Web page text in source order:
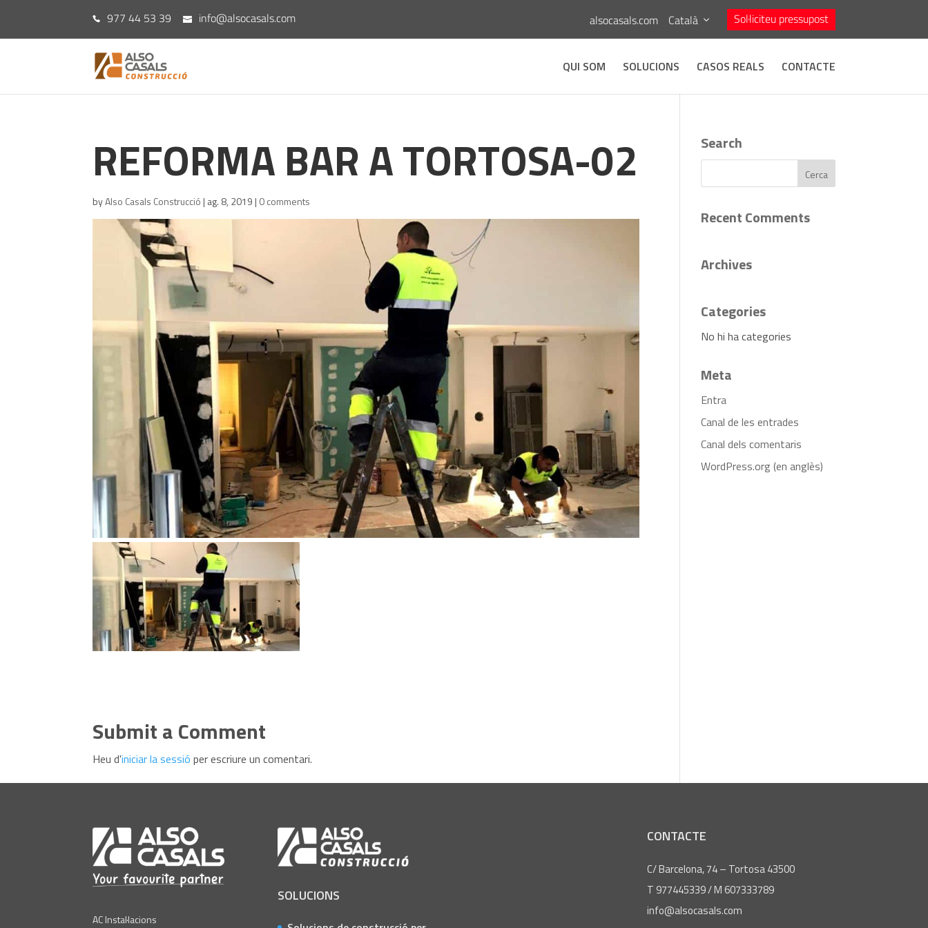
977 44 53 39 info@alsocasals.com alsocasals.com Sol·liciteu pressupost
Català
QUI SOM SOLUCIONS CASOS REALS CONTACTE
REFORMA BAR A TORTOSA-02
byAlso Casals Construcció | ag. 8, 2019 | 0 comments
Submit a Comment
Heu d'iniciar la sessió per escriure un comentari.
Search
Recent Comments
Archives
Categories
No hi ha categories
Meta
Entra
Canal de les entrades
Canal dels comentaris
WordPress.org (en anglès)
AC Instal·lacions
SOLUCIONS
CONTACTE
C/ Barcelona, 74 – Tortosa 43500
T 977445339 / M 607333789
info@alsocasals.com